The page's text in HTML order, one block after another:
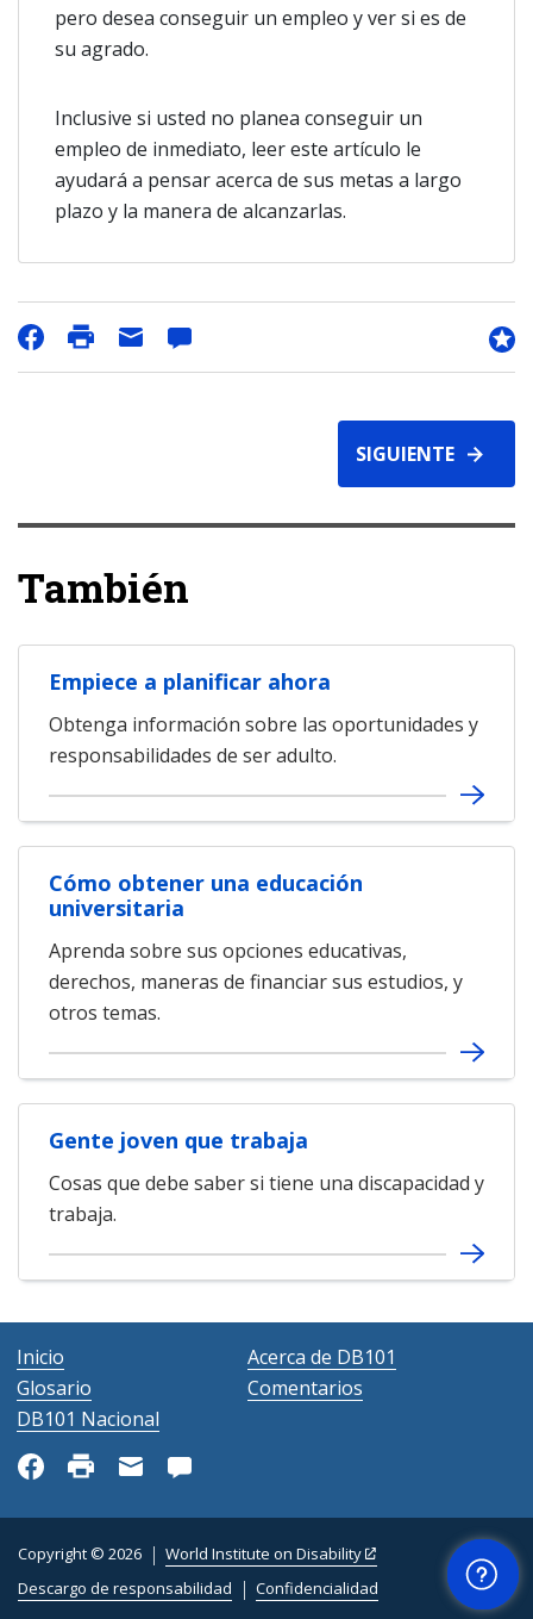
pero desea conseguir un empleo y ver si es de
su agrado.
Inclusive si usted no planea conseguir un
empleo de inmediato, leer este artículo le
ayudará a pensar acerca de sus metas a largo
plazo y la manera de alcanzarlas.
SIGUIENTE
También
Empiece a planificar ahora
Obtenga información sobre las oportunidades y
responsabilidades de ser adulto.
Cómo obtener una educación
universitaria
Aprenda sobre sus opciones educativas,
derechos, maneras de financiar sus estudios, y
otros temas.
Gente joven que trabaja
Cosas que debe saber si tiene una discapacidad y
trabaja.
Ayuda
Inicio
Acerca de DB101
Glosario
Comentarios
DB101 Nacional
Copyright © 2026
World Institute on Disability
Descargo de responsabilidad
Confidencialidad